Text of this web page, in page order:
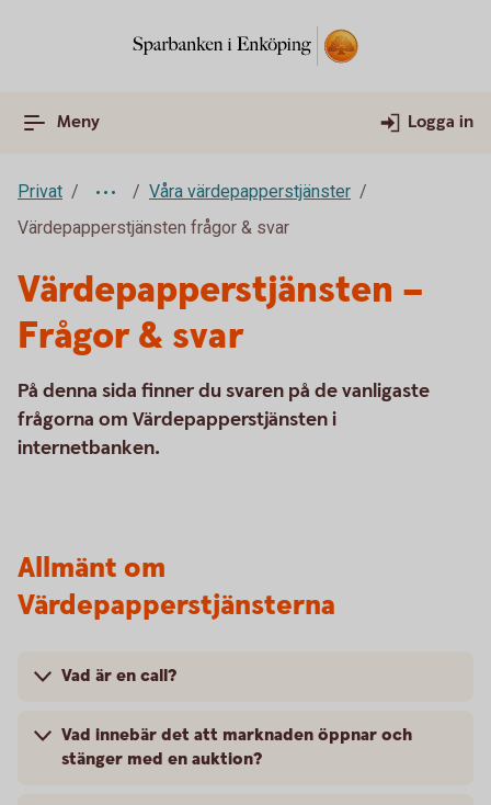
Meny Logga in
Privat
Våra värdepapperstjänster
Värdepapperstjänsten frågor & svar
Värdepapperstjänsten –
Frågor & svar
På denna sida finner du svaren på de vanligaste
frågorna om Värdepapperstjänsten i
internetbanken.
Allmänt om
Värdepapperstjänsterna
Vad är en call?
Vad innebär det att marknaden öppnar och
stänger med en auktion?